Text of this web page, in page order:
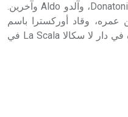
- هل تعلم أن الأبجدية الكنعانية تتألف من /22/ علامة كتابية
[ر] Nono، وبيريو Berio، ودوناتوني Donatoni، وآلدو Aldo وآخرين.
وقاد أوركسترا باسم
Brunetto وهو في الثامنة من عمره في دار لا سكالا La Scala في